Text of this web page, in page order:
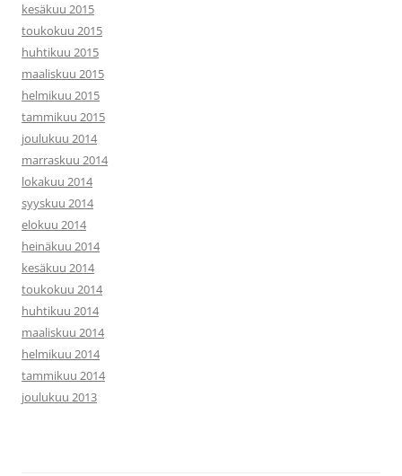
kesäkuu 2015
toukokuu 2015
huhtikuu 2015
maaliskuu 2015
helmikuu 2015
tammikuu 2015
joulukuu 2014
marraskuu 2014
lokakuu 2014
syyskuu 2014
elokuu 2014
heinäkuu 2014
kesäkuu 2014
toukokuu 2014
huhtikuu 2014
maaliskuu 2014
helmikuu 2014
tammikuu 2014
joulukuu 2013